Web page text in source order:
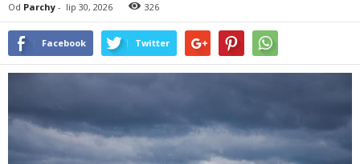
Od Parchy - lip 30, 2026 326
Facebook Twitter